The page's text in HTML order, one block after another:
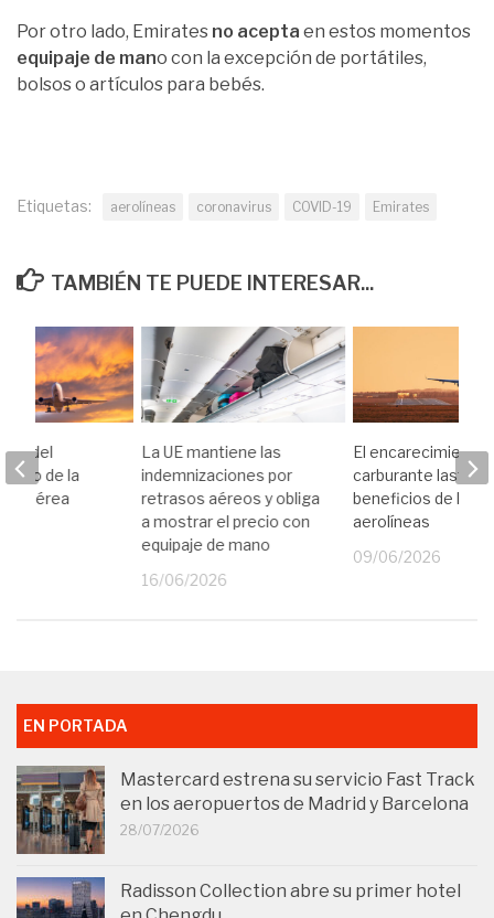
Por otro lado, Emirates no acepta en estos momentos
equipaje de mano con la excepción de portátiles,
bolsos o artículos para bebés.
Etiquetas: aerolíneas coronavirus COVID-19 Emirates
TAMBIÉN TE PUEDE INTERESAR...
La UE mantiene las
indemnizaciones por
retrasos aéreos y obliga
a mostrar el precio con
equipaje de mano
16/06/2026
El encarecimiento
carburante lastra
beneficios de las
aerolíneas
09/06/2026
del
de la
aérea
EN PORTADA
Mastercard estrena su servicio Fast Track
en los aeropuertos de Madrid y Barcelona
28/07/2026
Radisson Collection abre su primer hotel